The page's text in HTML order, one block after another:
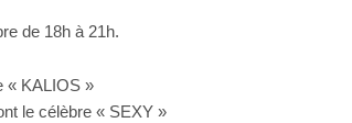
le
de 18h à 21h.
« KALIOS »
le célèbre « SEXY »